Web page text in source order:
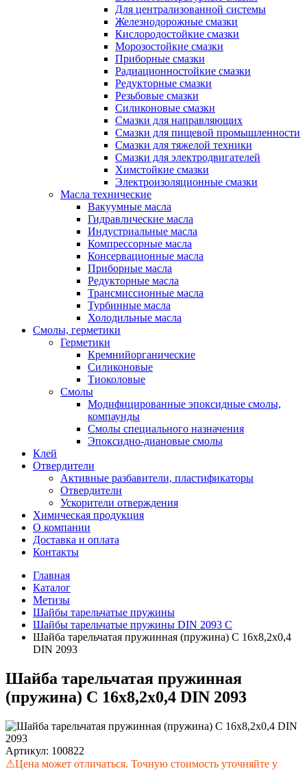
Для централизованной системы
Железнодорожные смазки
Кислородостойкие смазки
Морозостойкие смазки
Приборные смазки
Радиационностойкие смазки
Редукторные смазки
Резьбовые смазки
Силиконовые смазки
Смазки для направляющих
Смазки для пищевой промышленности
Смазки для тяжелой техники
Смазки для электродвигателей
Химстойкие смазки
Электроизоляционные смазки
Масла технические
Вакуумные масла
Гидравлические масла
Индустриальные масла
Компрессорные масла
Консервационные масла
Приборные масла
Редукторные масла
Трансмиссионные масла
Турбинные масла
Холодильные масла
Смолы, герметики
Герметики
Кремнийорганические
Силиконовые
Тиоколовые
Смолы
Модифицированные эпоксидные смолы,
компаунды
Смолы специального назначения
Эпоксидно-диановые смолы
Клей
Отвердители
Активные разбавители, пластификаторы
Отвердители
Ускорители отверждения
Химическая продукция
О компании
Доставка и оплата
Контакты
Главная
Каталог
Метизы
Шайбы тарельчатые пружины
Шайбы тарельчатые пружины DIN 2093 C
Шайба тарельчатая пружинная (пружина) C 16х8,2х0,4
DIN 2093
Шайба тарельчатая пружинная
(пружина) C 16х8,2х0,4 DIN 2093
Артикул: 100822
⚠Цена может отличаться. Точную стоимость уточняйте у